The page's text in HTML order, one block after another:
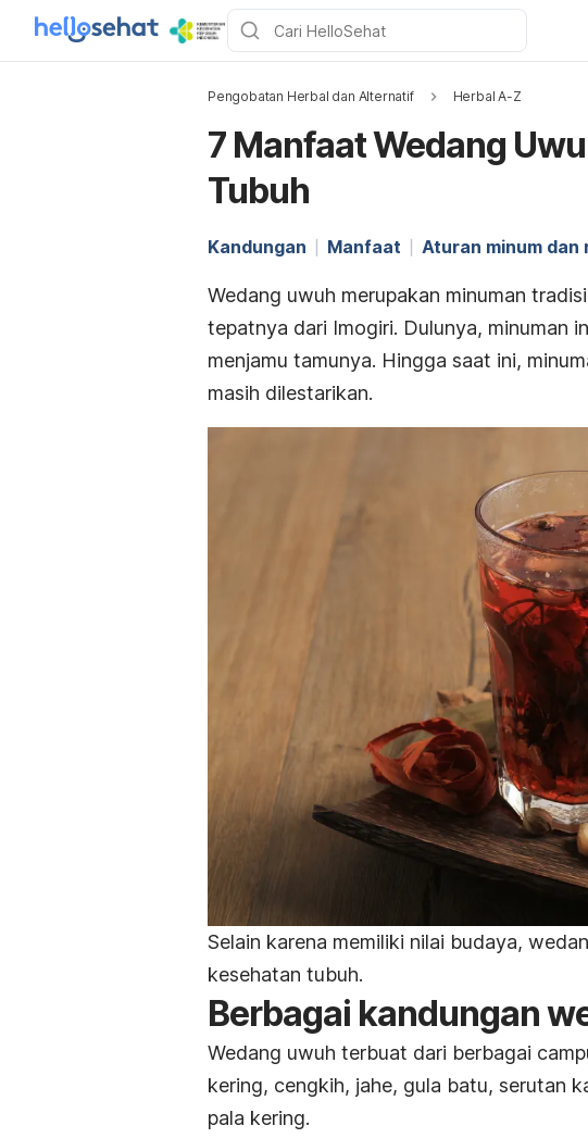
Pengobatan Herbal dan Alternatif Herbal A-Z
7 Manfaat Wedang
Tubuh
Kandungan Manfaat Aturan minum dan
Wedang uwuh merupakan minuman
tepatnya dari Imogiri. Dulunya, minuman
menjamu tamunya. Hingga saat ini,
masih dilestarikan.
Selain karena memiliki nilai budaya,
kesehatan tubuh.
Berbagai kandungan
Wedang uwuh terbuat dari berbagai
kering, cengkih, jahe, gula batu, serutan
pala kering.